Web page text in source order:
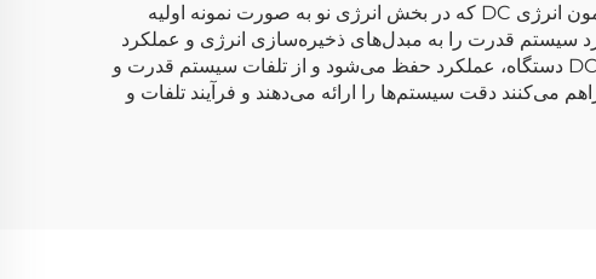
است، همان‌گونه که در بخش انرژی نو به صورت نمونه اولیه ارائه شده است. تولید سازگاری انرژی RC و سیستم‌های آزمون انرژی DC که در بخش انرژی نو به صورت نمونه اولیه
سیستم قدرت را به مبدل‌های ذخیره‌سازی انرژی و عملکرد
سیستم‌های شبیه‌سازی شبکه ارتقا دهند و بدین ترتیب عملکرد سیستم‌های یکپارچه را افزایش دهند. در سیستم‌های باس DC دستگاه، عملکرد حفظ می‌شود و از تلفات سیستم قدرت و
دقت سیستم‌ها را ارائه می‌دهند و فرآیند تلفات و